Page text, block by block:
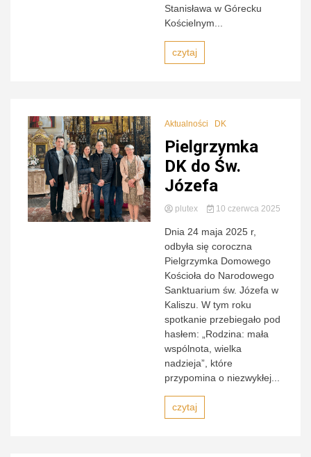
Stanisława w Górecku
Kościelnym...
czytaj
Aktualności DK
Pielgrzymka
DK do Św.
Józefa
plutex 10 czerwca 2025
Dnia 24 maja 2025 r,
odbyła się coroczna
Pielgrzymka Domowego
Kościoła do Narodowego
Sanktuarium św. Józefa w
Kaliszu. W tym roku
spotkanie przebiegało pod
hasłem: „Rodzina: mała
wspólnota, wielka
nadzieja”, które
przypomina o niezwykłej...
czytaj